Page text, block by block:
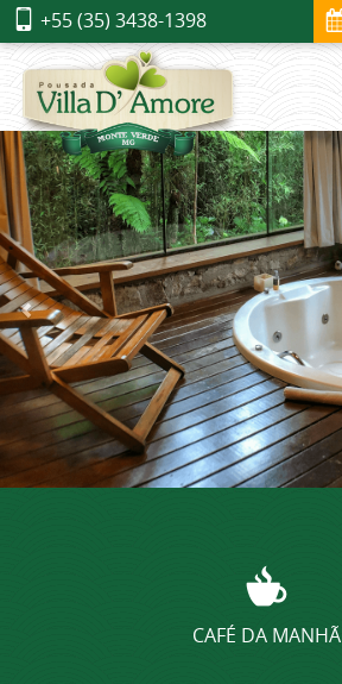
+55 (35) 3438-1398
Previous
CAFÉ DA MANHÃ